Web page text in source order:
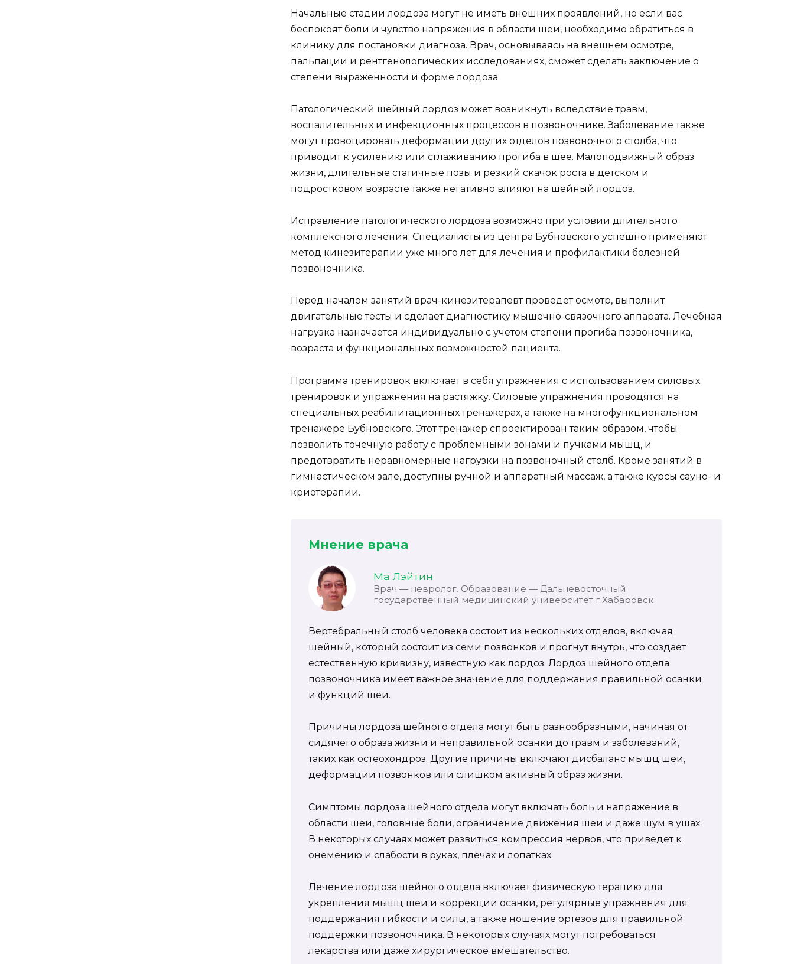
Начальные стадии лордоза могут не иметь внешних проявлений, но если вас
беспокоят боли и чувство напряжения в области шеи, необходимо обратиться в
клинику для постановки диагноза. Врач, основываясь на внешнем осмотре,
пальпации и рентгенологических исследованиях, сможет сделать заключение о
степени выраженности и форме лордоза.
Патологический шейный лордоз может возникнуть вследствие травм,
воспалительных и инфекционных процессов в позвоночнике. Заболевание также
могут провоцировать деформации других отделов позвоночного столба, что
приводит к усилению или сглаживанию прогиба в шее. Малоподвижный образ
жизни, длительные статичные позы и резкий скачок роста в детском и
подростковом возрасте также негативно влияют на шейный лордоз.
Исправление патологического лордоза возможно при условии длительного
комплексного лечения. Специалисты из центра Бубновского успешно применяют
метод кинезитерапии уже много лет для лечения и профилактики болезней
позвоночника.
Перед началом занятий врач-кинезитерапевт проведет осмотр, выполнит
двигательные тесты и сделает диагностику мышечно-связочного аппарата. Лечебная
нагрузка назначается индивидуально с учетом степени прогиба позвоночника,
возраста и функциональных возможностей пациента.
Программа тренировок включает в себя упражнения с использованием силовых
тренировок и упражнения на растяжку. Силовые упражнения проводятся на
специальных реабилитационных тренажерах, а также на многофункциональном
тренажере Бубновского. Этот тренажер спроектирован таким образом, чтобы
позволить точечную работу с проблемными зонами и пучками мышц, и
предотвратить неравномерные нагрузки на позвоночный столб. Кроме занятий в
гимнастическом зале, доступны ручной и аппаратный массаж, а также курсы сауно- и
криотерапии.
Мнение врача
Ма Лэйтин
Врач — невролог. Образование — Дальневосточный
государственный медицинский университет г.Хабаровск
Вертебральный столб человека состоит из нескольких отделов, включая
шейный, который состоит из семи позвонков и прогнут внутрь, что создает
естественную кривизну, известную как лордоз. Лордоз шейного отдела
позвоночника имеет важное значение для поддержания правильной осанки
и функций шеи.
Причины лордоза шейного отдела могут быть разнообразными, начиная от
сидячего образа жизни и неправильной осанки до травм и заболеваний,
таких как остеохондроз. Другие причины включают дисбаланс мышц шеи,
деформации позвонков или слишком активный образ жизни.
Симптомы лордоза шейного отдела могут включать боль и напряжение в
области шеи, головные боли, ограничение движения шеи и даже шум в ушах.
В некоторых случаях может развиться компрессия нервов, что приведет к
онемению и слабости в руках, плечах и лопатках.
Лечение лордоза шейного отдела включает физическую терапию для
укрепления мышц шеи и коррекции осанки, регулярные упражнения для
поддержания гибкости и силы, а также ношение ортезов для правильной
поддержки позвоночника. В некоторых случаях могут потребоваться
лекарства или даже хирургическое вмешательство.